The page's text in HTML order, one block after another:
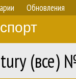
Обновления
(все)